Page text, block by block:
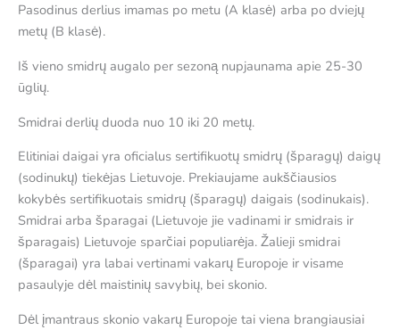
Pasodinus derlius imamas po metu (A klasė) arba po dviejų
metų (B klasė).
Iš vieno smidrų augalo per sezoną nupjaunama apie 25-30
ūglių.
Smidrai derlių duoda nuo 10 iki 20 metų.
Elitiniai daigai yra oficialus sertifikuotų smidrų (šparagų) daigų
(sodinukų) tiekėjas Lietuvoje. Prekiaujame aukščiausios
kokybės sertifikuotais smidrų (šparagų) daigais (sodinukais).
Smidrai arba šparagai (Lietuvoje jie vadinami ir smidrais ir
šparagais) Lietuvoje sparčiai populiarėja. Žalieji smidrai
(šparagai) yra labai vertinami vakarų Europoje ir visame
pasaulyje dėl maistinių savybių, bei skonio.
Dėl įmantraus skonio vakarų Europoje tai viena brangiausiai